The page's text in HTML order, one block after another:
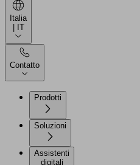
Italia
| IT
Contatto
Prodotti
Soluzioni
Assistenti